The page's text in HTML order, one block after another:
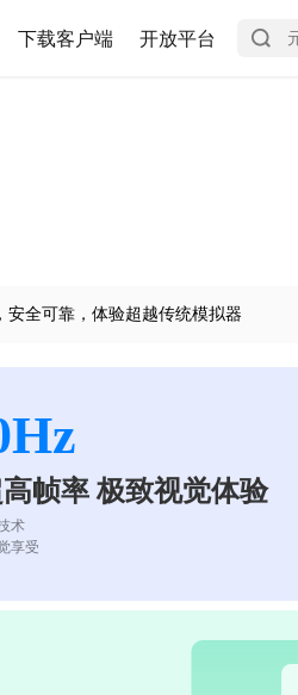
下载客户端 开放平台
全可靠，体验超越传统模拟器
帧率 极致视觉体验
术
享受